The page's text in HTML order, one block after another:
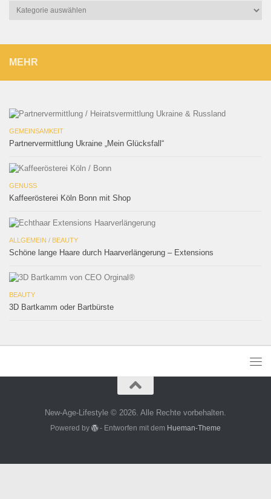
Kategorien
MEHR
GEMEINSAMKEIT
Partnervermittlung Ukraine „Mein Glücksfall“
GENUSS
Kaffeerösterei Köln Bonn mit Shop
ALLGEMEIN / BEAUTY
Schöne lange Haare durch Haarverlängerung – Extensions
BEAUTY
3D Bartkamm oder Bartbürste
New-Age-Lifestyle © 2026. Alle Rechte vorbehalten.
Powered by - Entworfen mit dem Hueman-Theme